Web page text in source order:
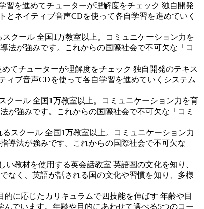
習を進めてチューターが理解度をチェック 独自開発
とネイティブ音声CDを使って各自学習を進めていく
スクール 全国1万教室以上。コミュニケーション力を
法が強みです。これからの国際社会で不可欠な「コ
てチューターが理解度をチェック 独自開発のテキス
ィブ音声CDを使って各自学習を進めていくシステム
クール 全国1万教室以上。コミュニケーション力を育
が強みです。これからの国際社会で不可欠な「コミ
るスクール 全国1万教室以上。コミュニケーション力
導法が強みです。これからの国際社会で不可欠な
い教材を使用する英会話教室 英語圏の文化を知り、
なく、英語が話される国の文化や習慣を知り、多様
に応じたカリキュラムで四技能を伸ばす 年齢や目
でいます。年齢や目的にあわせて選べる5つのコー